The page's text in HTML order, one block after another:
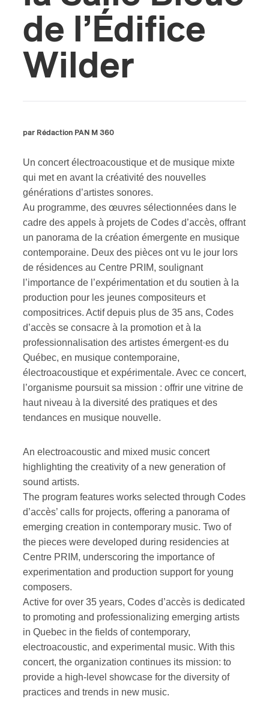
de l’Édifice
Wilder
par Rédaction PAN M 360
Un concert électroacoustique et de musique mixte
qui met en avant la créativité des nouvelles
générations d’artistes sonores.
Au programme, des œuvres sélectionnées dans le
cadre des appels à projets de Codes d’accès, offrant
un panorama de la création émergente en musique
contemporaine. Deux des pièces ont vu le jour lors
de résidences au Centre PRIM, soulignant
l’importance de l’expérimentation et du soutien à la
production pour les jeunes compositeurs et
compositrices. Actif depuis plus de 35 ans, Codes
d’accès se consacre à la promotion et à la
professionnalisation des artistes émergent·es du
Québec, en musique contemporaine,
électroacoustique et expérimentale. Avec ce concert,
l’organisme poursuit sa mission : offrir une vitrine de
haut niveau à la diversité des pratiques et des
tendances en musique nouvelle.
An electroacoustic and mixed music concert
highlighting the creativity of a new generation of
sound artists.
The program features works selected through Codes
d’accès’ calls for projects, offering a panorama of
emerging creation in contemporary music. Two of
the pieces were developed during residencies at
Centre PRIM, underscoring the importance of
experimentation and production support for young
composers.
Active for over 35 years, Codes d’accès is dedicated
to promoting and professionalizing emerging artists
in Quebec in the fields of contemporary,
electroacoustic, and experimental music. With this
concert, the organization continues its mission: to
provide a high-level showcase for the diversity of
practices and trends in new music.